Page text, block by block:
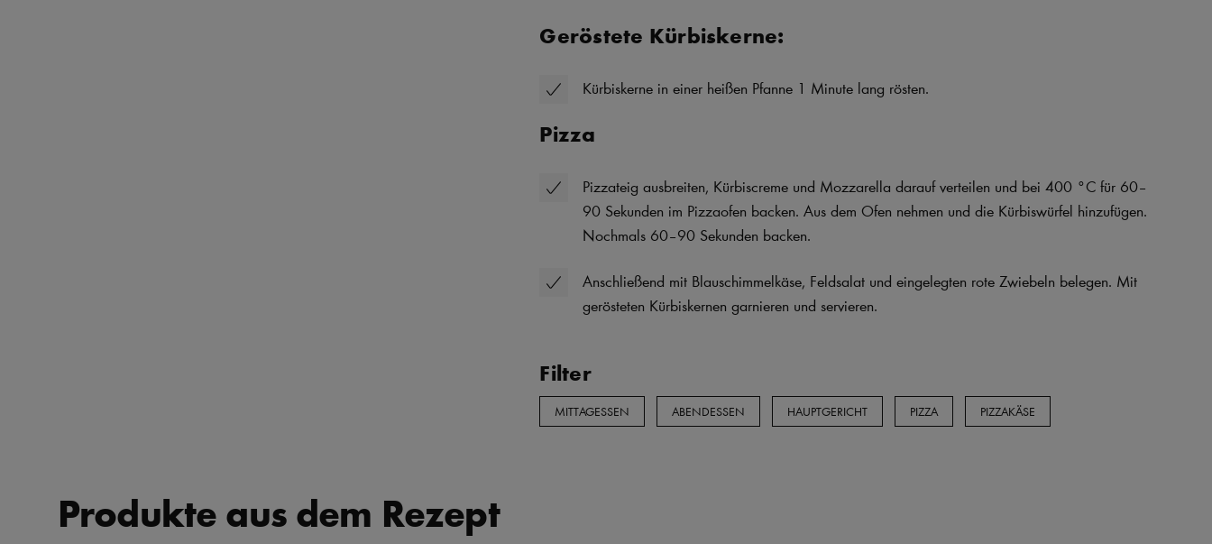
Geröstete Kürbiskerne:
Kürbiskerne in einer heißen Pfanne 1 Minute lang rösten.
Pizza
Pizzateig ausbreiten, Kürbiscreme und Mozzarella darauf verteilen und bei 400 °C für 60–
90 Sekunden im Pizzaofen backen. Aus dem Ofen nehmen und die Kürbiswürfel hinzufügen.
Nochmals 60–90 Sekunden backen.
Anschließend mit Blauschimmelkäse, Feldsalat und eingelegten rote Zwiebeln belegen. Mit
gerösteten Kürbiskernen garnieren und servieren.
Filter
MITTAGESSEN ABENDESSEN HAUPTGERICHT PIZZA PIZZAKÄSE
Produkte aus dem Rezept